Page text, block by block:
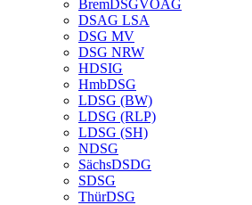
BremDSGVOAG
DSAG LSA
DSG MV
DSG NRW
HDSIG
HmbDSG
LDSG (BW)
LDSG (RLP)
LDSG (SH)
NDSG
SächsDSDG
SDSG
ThürDSG